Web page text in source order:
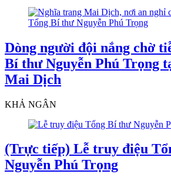
Dòng người đội nắng chờ
Bí thư Nguyễn Phú Trọng
Mai Dịch
KHẢ NGÂN
(Trực tiếp) Lễ truy điệu
Nguyễn Phú Trọng